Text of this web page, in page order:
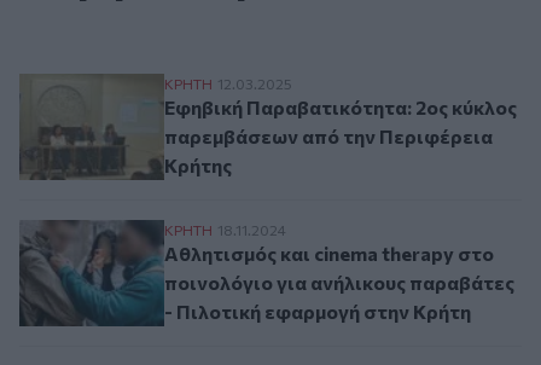
Εφηβική Παραβατικότητα: 2ος κύκλος
ΚΡΗΤΗ 12.03.2025
Εφηβική Παραβατικότητα: 2ος κύκλος
παρεμβάσεων από την Περιφέρεια
Κρήτης
Αθλητισμός και cinema therapy στο
ΚΡΗΤΗ 18.11.2024
Αθλητισμός και cinema therapy στο
ποινολόγιο για ανήλικους παραβάτες
- Πιλοτική εφαρμογή στην Κρήτη